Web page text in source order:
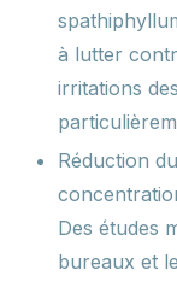
à lutter
irritations
Réduction
Des études
bureaux et